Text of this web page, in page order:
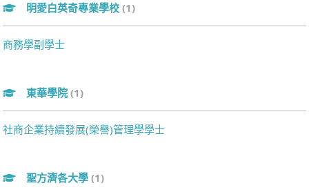
明愛白英奇專業學校 (1)
商務學副學士
東華學院 (1)
社商企業持續發展(榮譽)管理學學士
聖方濟各大學 (1)